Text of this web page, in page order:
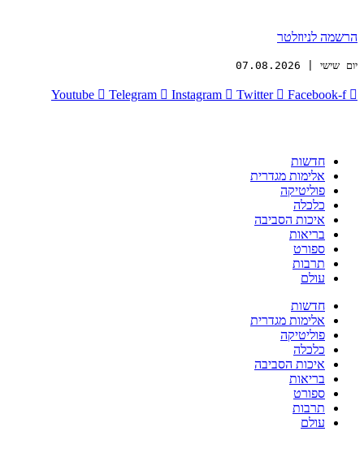
הרשמה לניוזלטר
יום שישי | 07.08.2026
Youtube Telegram Instagram Twitter Facebook-f
חדשות
אלימות מגדרית
פוליטיקה
כלכלה
איכות הסביבה
בריאות
ספורט
תרבות
עולם
חדשות
אלימות מגדרית
פוליטיקה
כלכלה
איכות הסביבה
בריאות
ספורט
תרבות
עולם